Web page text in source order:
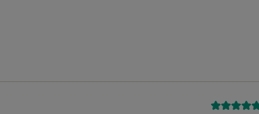
účet byl odstraněn